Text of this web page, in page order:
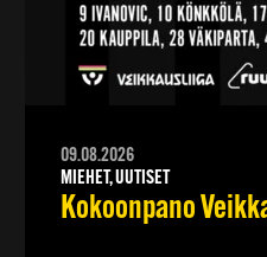
09.08.2026
MIEHET, UUTISET
Kokoonpano